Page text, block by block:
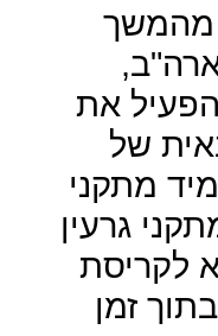
מהמשך
את
של
מתקני
גרעין
לקריסת
זמן